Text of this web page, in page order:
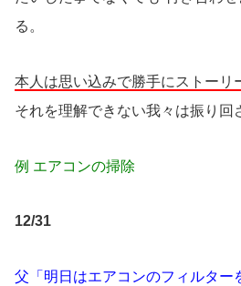
る。
本人は思い込みで勝手にストーリ
それを理解できない我々は振り回
例 エアコンの掃除
12/31
父「明日はエアコンのフィルター